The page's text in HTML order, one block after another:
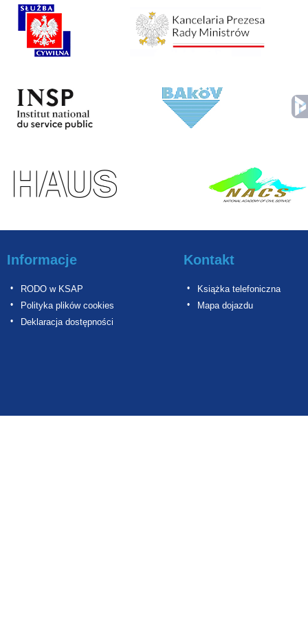
Informacje
RODO w KSAP
Polityka plików cookies
Deklaracja dostępności
Kontakt
Książka telefoniczna
Mapa dojazdu